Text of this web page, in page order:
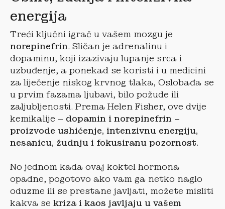
energija
Treći ključni igrač u vašem mozgu je
norepinefrin. Sličan je adrenalinu i
dopaminu, koji izazivaju lupanje srca i
uzbuđenje, a ponekad se koristi i u medicini
za liječenje niskog krvnog tlaka, Oslobađa se
u prvim fazama ljubavi, bilo požude ili
zaljubljenosti. Prema Helen Fisher, ove dvije
kemikalije – dopamin i norepinefrin –
proizvode ushićenje, intenzivnu energiju,
nesanicu, žudnju i fokusiranu pozornost.
No jednom kada ovaj koktel hormona
opadne, pogotovo ako vam ga netko naglo
oduzme ili se prestane javljati, možete misliti
kakva se kriza i kaos javljaju u vašem